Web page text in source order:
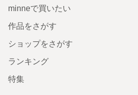
minneで買いたい
作品をさがす
ショップをさがす
ランキング
特集